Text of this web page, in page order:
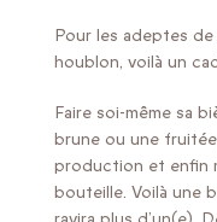
Pour les adeptes
houblon, voilà un
Faire soi-même sa
brune ou une
production et enfin
bouteille. Voilà une